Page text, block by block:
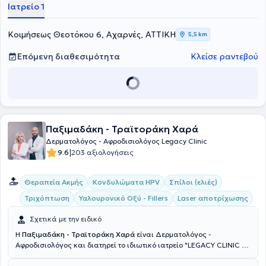
Αθηνών, της Ελληνικής Δερματολογικής και Αφροδισιολογικής
Ευρωπαϊκής Εταιρείας Δερματολογίας και Αφροδισιολογίας.
Ιατρείο 1
Κοιμήσεως Θεοτόκου 6, Αχαρνές, ΑΤΤΙΚΗ 5,5 km
Επόμενη διαθεσιμότητα Κλείσε ραντεβού
Παξιμαδάκη - Τραϊτοράκη Χαρά
Δερματολόγος - Αφροδισιολόγος Legacy Clinic
9.6|203 αξιολογήσεις
Θεραπεία Ακμής Κονδυλώματα HPV
Σπίλοι (ελιές)
Τριχόπτωση
Υαλουρονικό Οξύ - Fillers Laser αποτρίχωσης
Σχετικά με την ειδικό
H Παξιμαδάκη - Τραϊτοράκη Χαρά είναι Δερματολόγος -
Αφροδισιολόγος και διατηρεί το ιδιωτικό ιατρείο "LEGACY CLINIC "